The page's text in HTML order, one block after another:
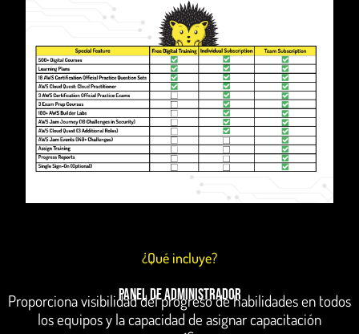
¿Qué incluye?
Panel de Administrador
Proporciona visibilidad del progreso de habilidades en todos
los equipos y la capacidad de asignar capacitación